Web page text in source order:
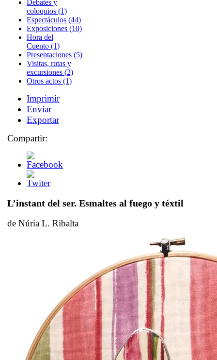
Debates y
coloquios (1)
Espectáculos (44)
Exposiciones (10)
Hora del
Cuento (1)
Presentaciones (5)
Visitas, rutas y
excursiones (2)
Otros actos (1)
Imprimir
Enviar
Exportar
Compartir:
L’instant del ser. Esmaltes al fuego y téxtil
de Núria L. Ribalta